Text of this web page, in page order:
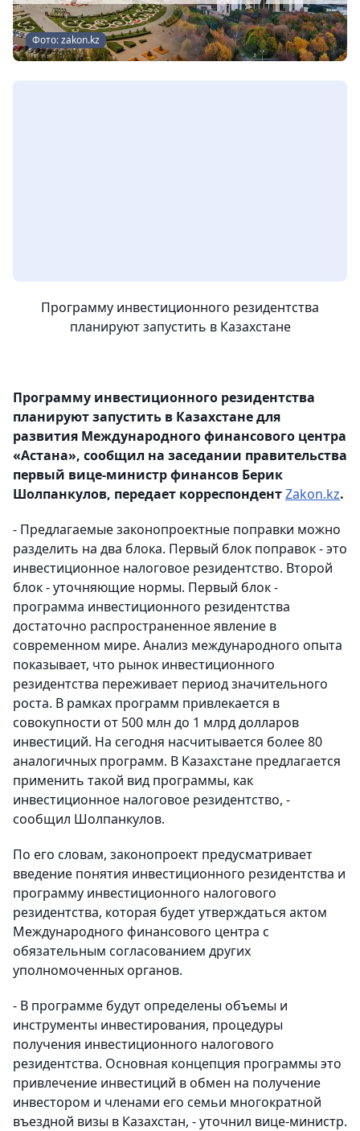
Фото: zakon.kz
Программу инвестиционного резидентства
планируют запустить в Казахстане
Программу инвестиционного резидентства
планируют запустить в Казахстане для
развития Международного финансового центра
«Астана», сообщил на заседании правительства
первый вице-министр финансов Берик
Шолпанкулов, передает корреспондентZakon.kz.
- Предлагаемые законопроектные поправки можно
разделить на два блока. Первый блок поправок - это
инвестиционное налоговое резидентство. Второй
блок - уточняющие нормы. Первый блок -
программа инвестиционного резидентства
достаточно распространенное явление в
современном мире. Анализ международного опыта
показывает, что рынок инвестиционного
резидентства переживает период значительного
роста. В рамках программ привлекается в
совокупности от 500 млн до 1 млрд долларов
инвестиций. На сегодня насчитывается более 80
аналогичных программ. В Казахстане предлагается
применить такой вид программы, как
инвестиционное налоговое резидентство, -
сообщил Шолпанкулов.
По его словам, законопроект предусматривает
введение понятия инвестиционного резидентства и
программу инвестиционного налогового
резидентства, которая будет утверждаться актом
Международного финансового центра с
обязательным согласованием других
уполномоченных органов.
- В программе будут определены объемы и
инструменты инвестирования, процедуры
получения инвестиционного налогового
резидентства. Основная концепция программы это
привлечение инвестиций в обмен на получение
инвестором и членами его семьи многократной
въездной визы в Казахстан, - уточнил вице-министр.